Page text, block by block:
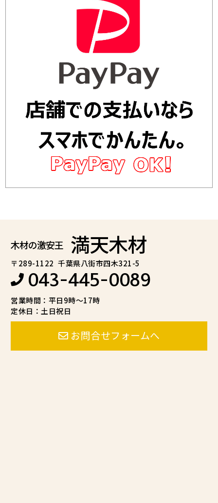
木材の激安王 満天木材
〒289-1122千葉県八街市四木321-5
043-445-0089
営業時間：平日9時～17時
定休日：土日祝日
お問合せフォームへ